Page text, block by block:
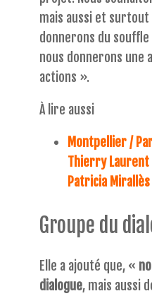
mais aussi et surtout
donnerons du
nous donnerons une
actions ».
À lire aussi
Montpellier /
Thierry
Patricia Mirallès
Groupe du
Elle a ajouté que, «
dialogue, mais aussi